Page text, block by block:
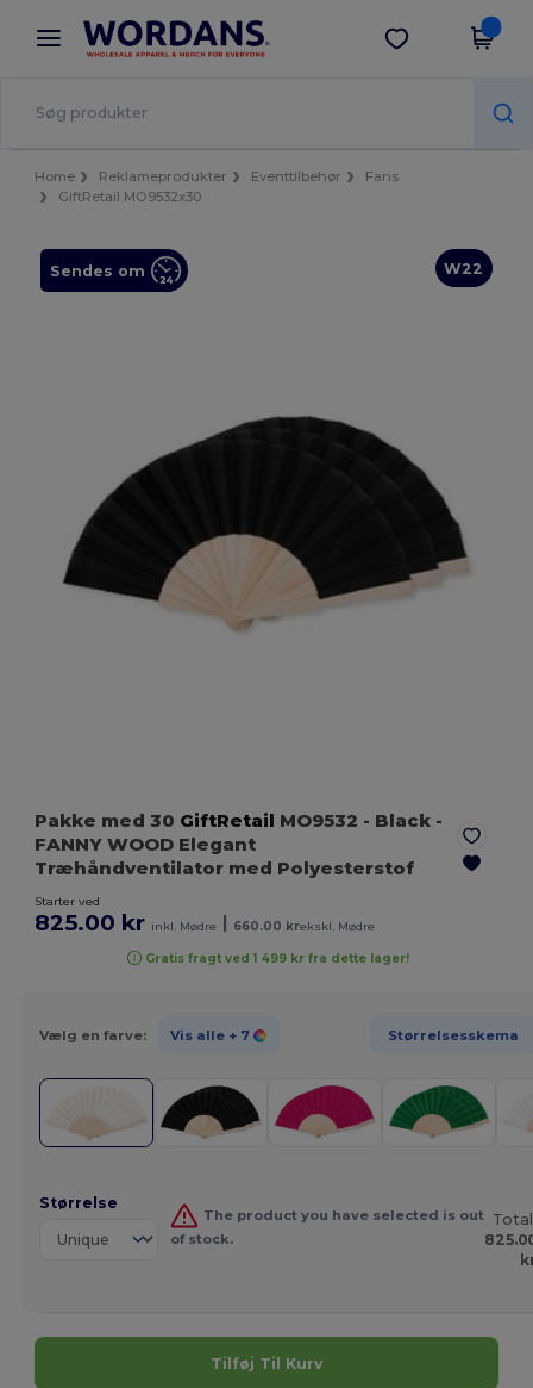
× Wordans-app
Bedre priser i appen!
Hent app
Home Reklameprodukter Eventtilbehør
Fans
GiftRetail MO9532x30
W22
Sendes om
Pakke med 30 GiftRetail MO9532 - Black -
FANNY WOOD Elegant
Træhåndventilator med Polyesterstof
Starter ved
825.00 kr inkl. Mødre 660.00 krekskl. Mødre
Gratis fragt ved 1 499 kr fra dette lager!
Vælg en farve: Vis alle + 7 Størrelsesskema
Størrelse
The product you have selected is out
of stock.
Tilføj Til Kurv